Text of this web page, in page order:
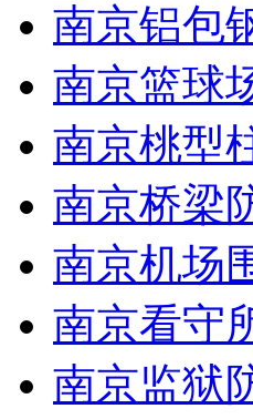
南京铝包
南京篮球
南京桃型
南京桥梁
南京机场
南京看守
南京监狱